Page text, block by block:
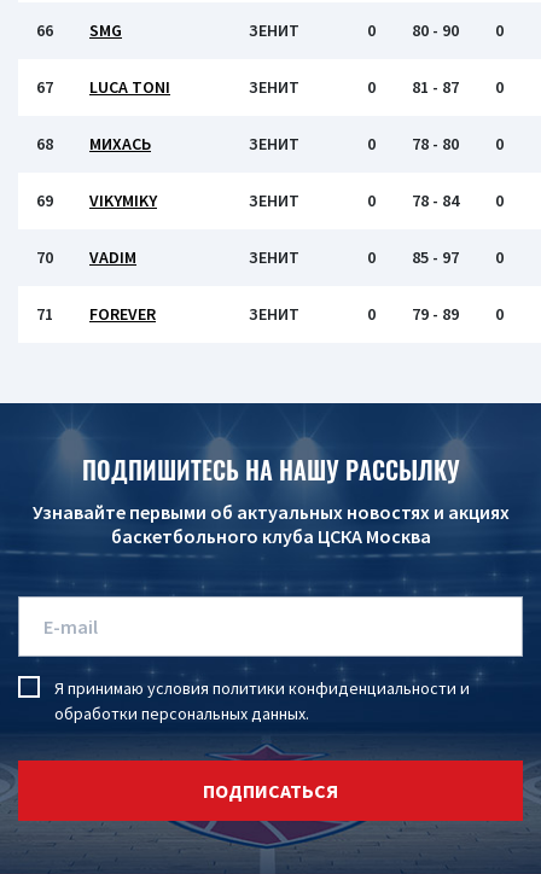
66 SMG ЗЕНИТ 0 80 - 90 0
67 LUCA TONI ЗЕНИТ 0 81 - 87 0
68 МИХАСЬ ЗЕНИТ 0 78 - 80 0
69 VIKYMIKY ЗЕНИТ 0 78 - 84 0
70 VADIM ЗЕНИТ 0 85 - 97 0
71 FOREVER ЗЕНИТ 0 79 - 89 0
ПОДПИШИТЕСЬ НА НАШУ РАССЫЛКУ
Узнавайте первыми об актуальных новостях и акциях
баскетбольного клуба ЦСКА Москва
Я принимаю условия политики конфиденциальности и
обработки персональных данных.
ПОДПИСАТЬСЯ